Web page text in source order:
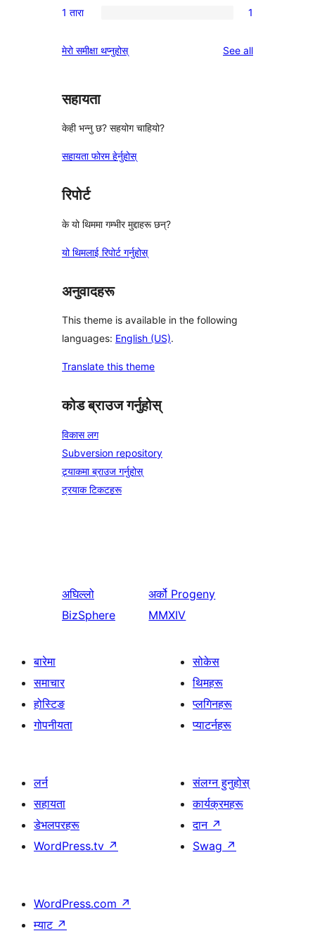
समीक्षा
तारा
2-
समीक्षाहरू
1
तारा
1 तारा 1
मेरो समीक्षा थप्नुहोस् See allreviews
सहायता
केही भन्नु छ? सहयोग चाहियो?
सहायता फोरम हेर्नुहोस्
रिपोर्ट
के यो थिममा गम्भीर मुद्दाहरू छन्?
यो थिमलाई रिपोर्ट गर्नुहोस्
अनुवादहरू
This theme is available in the following
languages: English (US).
Translate this theme
कोड ब्राउज गर्नुहोस्
विकास लग
Subversion repository
ट्र्याकमा ब्राउज गर्नुहोस्
ट्रयाक टिकटहरू
अघिल्लो
BizSphere
अर्को Progeny
MMXIV
बारेमा
समाचार
होस्टिङ
गोपनीयता
सोकेस
थिमहरू
प्लगिनहरू
प्याटर्नहरू
लर्न
सहायता
डेभलपरहरू
WordPress.tv ↗
संलग्न हुनुहोस्
कार्यक्रमहरू
दान ↗
Swag ↗
WordPress.com ↗
म्याट ↗